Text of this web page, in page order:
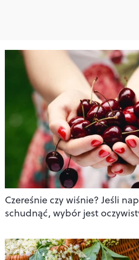
Czereśnie czy wiśnie? Jeśli
schudnąć, wybór jest